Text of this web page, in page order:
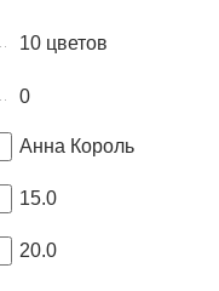
10 цветов
0
Анна Король
15.0
20.0